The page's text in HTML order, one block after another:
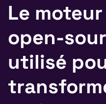
Le
open-
utilisé